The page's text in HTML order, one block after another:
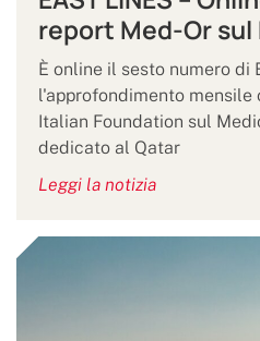
report Med-Or
È online il sesto numero di
l'approfondimento mensile
Italian Foundation sul
dedicato al Qatar
Leggi la notizia